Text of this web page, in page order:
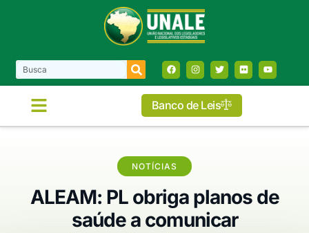
Banco de Leis
NOTÍCIAS
ALEAM: PL obriga planos de
saúde a comunicar